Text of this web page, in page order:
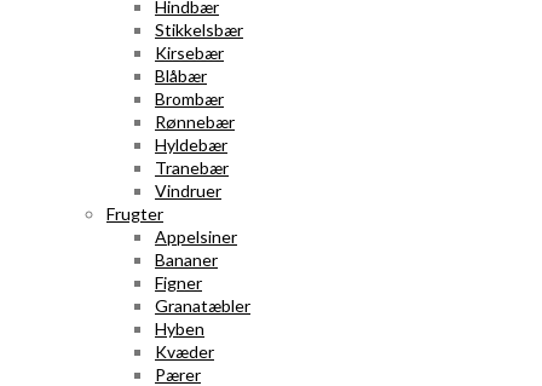
Hindbær
Stikkelsbær
Kirsebær
Blåbær
Brombær
Rønnebær
Hyldebær
Tranebær
Vindruer
Frugter
Appelsiner
Bananer
Figner
Granatæbler
Hyben
Kvæder
Pærer